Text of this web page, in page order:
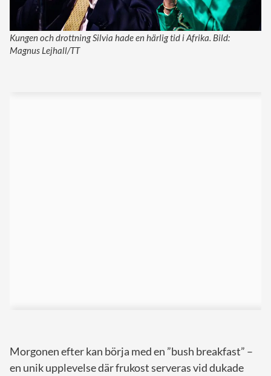
Kungen och drottning Silvia hade en härlig tid i Afrika. Bild:
Magnus Lejhall/TT
Morgonen efter kan börja med en ”bush breakfast” –
en unik upplevelse där frukost serveras vid dukade